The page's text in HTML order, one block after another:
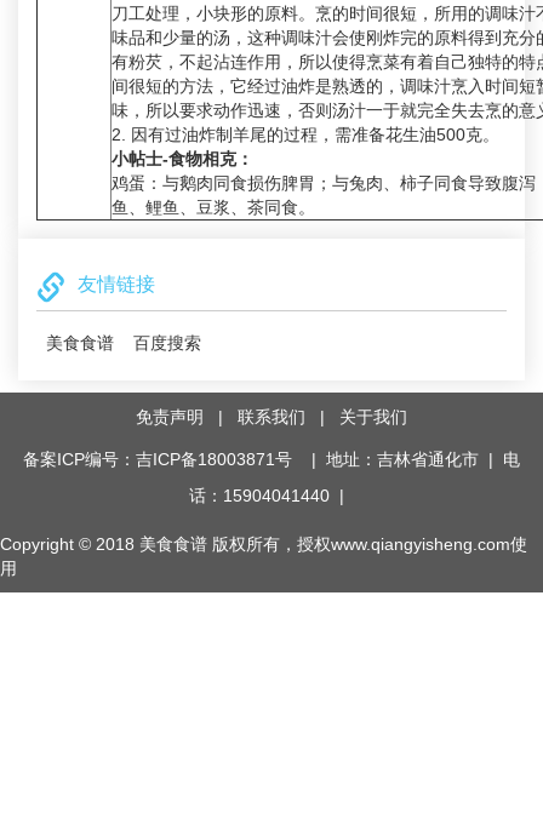
刀工处理，小块形的原料。烹的时间很短，所用的调味汁
味品和少量的汤，这种调味汁会使刚炸完的原料得到充分
有粉芡，不起沾连作用，所以使得烹菜有着自己独特的特
间很短的方法，它经过油炸是熟透的，调味汁烹入时间短
味，所以要求动作迅速，否则汤汁一于就完全失去烹的意
2. 因有过油炸制羊尾的过程，需准备花生油500克。
小帖士-食物相克：
鸡蛋：与鹅肉同食损伤脾胃；与兔肉、柿子同食导致腹泻
鱼、鲤鱼、豆浆、茶同食。
友情链接
美食食谱 百度搜索
免责声明 | 联系我们 | 关于我们
备案ICP编号：吉ICP备18003871号 | 地址：吉林省通化市 | 电
话：15904041440 |
Copyright © 2018 美食食谱 版权所有，授权www.qiangyisheng.com使
用